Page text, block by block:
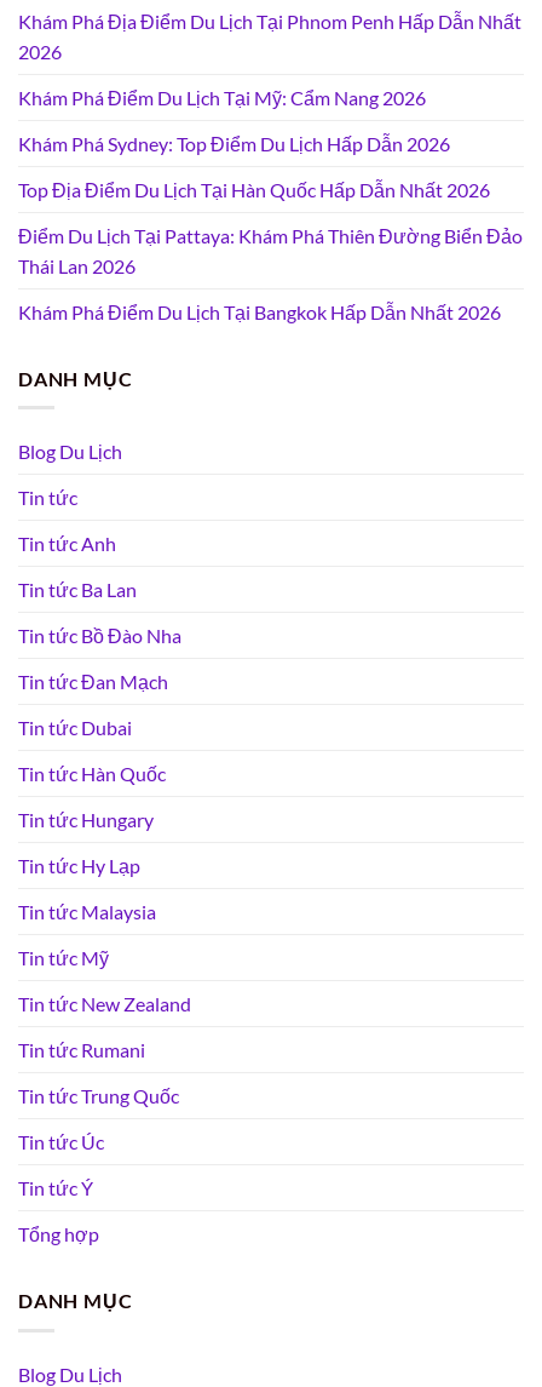
Khám Phá Địa Điểm Du Lịch Tại Phnom Penh Hấp Dẫn Nhất
2026
Khám Phá Điểm Du Lịch Tại Mỹ: Cẩm Nang 2026
Khám Phá Sydney: Top Điểm Du Lịch Hấp Dẫn 2026
Top Địa Điểm Du Lịch Tại Hàn Quốc Hấp Dẫn Nhất 2026
Điểm Du Lịch Tại Pattaya: Khám Phá Thiên Đường Biển Đảo
Thái Lan 2026
Khám Phá Điểm Du Lịch Tại Bangkok Hấp Dẫn Nhất 2026
DANH MỤC
Blog Du Lịch
Tin tức
Tin tức Anh
Tin tức Ba Lan
Tin tức Bồ Đào Nha
Tin tức Đan Mạch
Tin tức Dubai
Tin tức Hàn Quốc
Tin tức Hungary
Tin tức Hy Lạp
Tin tức Malaysia
Tin tức Mỹ
Tin tức New Zealand
Tin tức Rumani
Tin tức Trung Quốc
Tin tức Úc
Tin tức Ý
Tổng hợp
DANH MỤC
Blog Du Lịch